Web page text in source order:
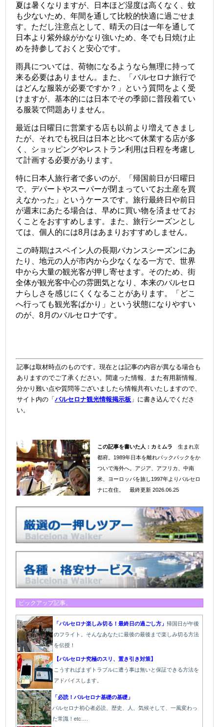
夏は暑くなりますが、日本ほど湿度は高くなく、蚊
も少ないため、年間を通して比較的快適に過ごせま
す。 ただし注意点として、晴天の日は一年を通して
日本より紫外線がかなり強いため、冬でも日焼け止
めを持参しておくと安心です。
雨具については、荷物になるようなら無理に持って
来る必要はありません。
また、「バルセロナ旅行で
はどんな服装が必要ですか？」という質問をよく受
けますが、基本的には日本でその季節に普段着てい
る服装で問題ありません。
最近は日曜日に営業する店も以前より増えてきまし
たが、それでも祝日は日本と比べて休業する店が多
く、ショッピングやレストラン利用は日程を考慮し
て計画する必要があります。
特に日本人旅行者で多いのが、「帰国前日が日曜日
で、デパートやスーパーが閉まっていてお土産を買
えなかった」というケースです。旅行最終日や前日
が週末にあたる場合は、早めに買い物を済ませてお
くことをおすすめします。
また、旅行シーズンとし
ては、個人的には8月はあまりおすすめしません。
この時期はスペイン人の長期バカンスシーズンにあ
たり、地元の人が市内から少なくなる一方で、世界
中から大量の観光客が押し寄せます。 そのため、街
全体が観光客中心の雰囲気となり、本来のバルセロ
ナらしさを感じにくくなることがあります。
「どこ
へ行っても観光客ばかり」という状態になりやすい
のが、8月のバルセロナです。
記事は取材時点のものです。現在とは記事の内容が異なる場合も
ありますのでご了承ください。間違った情報、また有用新情報、
分かり難い点や質問等ございましたら情報共有いたしますので、
サイト内の「バルセロナ観光情報掲示板 」に書き込んでくださ
い。
この記事を書いた人： カミムラ生まれ京
都府。1989年日本を離れバックパックをか
ついで海外へ。 アジア、アフリカ、中南
米、ヨーロッパを旅し1997年よりバルセロ
ナに在住。
最終更新 2026.06.25
ピックアップ記事。
「バルセロナ楽しみ切る！最終日の過ごし方」帰国日が午後
のフライト。そんなあなたに最後の最後まで楽しみ切る方法
を伝授！
【バルセロナ究極のスリ、置き引き対策】
こうすればまずトラブルに遭う事は無いと保証できる方法を
アドバイスします。
「必読！バルセロナ基礎の基礎」
バルセロナ初心者必読、歴史、人、気候そして、一風変わっ
た常識！etc….